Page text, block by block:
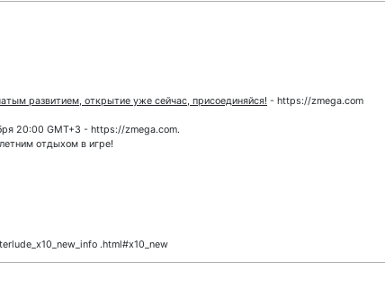
развитием, открытие уже сейчас, присоединяйся! - https://zmega.com
20:00 GMT+3 - https://zmega.com.
отдыхом в игре!
.html#x10_new